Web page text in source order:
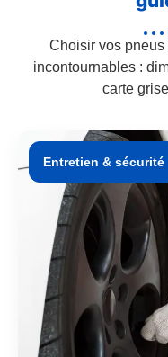
Choisir vos
incontournables :
carte
Entretien & sécurité